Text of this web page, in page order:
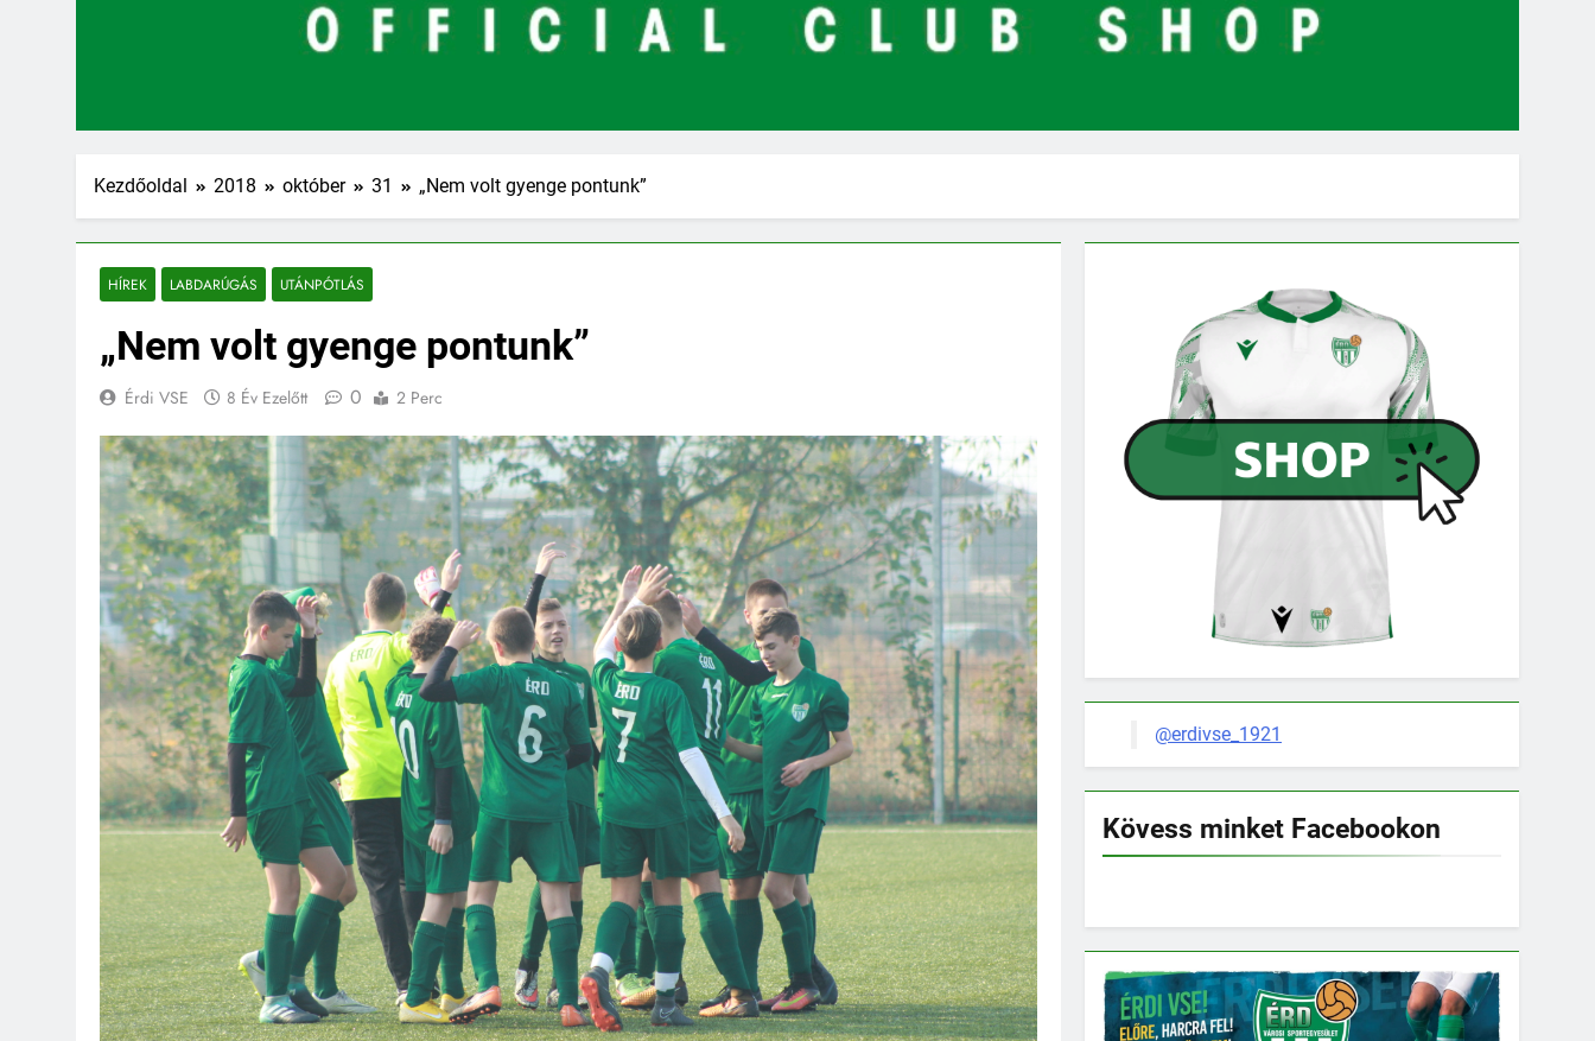
Kezdőoldal 2018 október 31 „Nem volt gyenge pontunk”
HÍREK LABDARÚGÁS UTÁNPÓTLÁS
„Nem volt gyenge pontunk”
Érdi VSE 8 Év Ezelőtt 0 2 Perc
@erdivse_1921
Kövess minket Facebookon